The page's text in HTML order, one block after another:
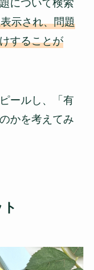
について検索
示され、問題
することが
ールし、「有
かを考えてみ